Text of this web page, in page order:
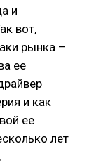
и
вот,
рынка –
ее
и как
ее
лет